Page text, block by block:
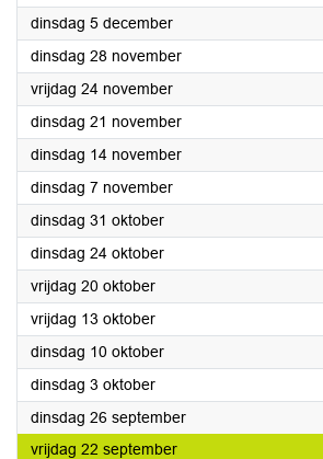
dinsdag 5 december2023
dinsdag 28 november2023
vrijdag 24 november2023
dinsdag 21 november2023
dinsdag 14 november2023
dinsdag 7 november2023
dinsdag 31 oktober2023
dinsdag 24 oktober2023
vrijdag 20 oktober2023
vrijdag 13 oktober2023
dinsdag 10 oktober2023
dinsdag 3 oktober2023
dinsdag 26 september2023
vrijdag 22 september2023